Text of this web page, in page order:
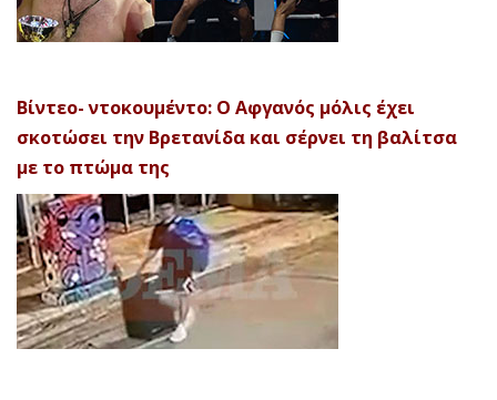
Βίντεο- ντοκουμέντο: Ο Αφγανός μόλις έχει
σκοτώσει την Βρετανίδα και σέρνει τη βαλίτσα
με το πτώμα της